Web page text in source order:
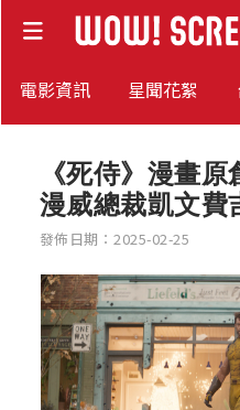
電影資訊 星聞花絮
《死侍》漫畫
漫威總裁凱文費
發佈日期：2025-02-25